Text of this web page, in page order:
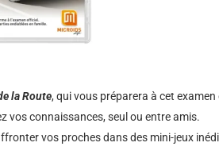
la Route, qui vous préparera à cet examen
vos connaissances, seul ou entre amis.
vos proches dans des mini-jeux